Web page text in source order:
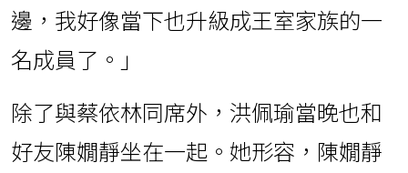
邊，我好像當下也升級成王室家族的一
名成員了。」
除了與蔡依林同席外，洪佩瑜當晚也和
好友陳嫺靜坐在一起。她形容，陳嫺靜